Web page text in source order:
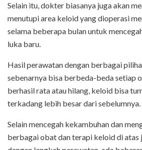
Selain itu, dokter biasanya juga akan
menutupi area keloid yang dioperasi
selama beberapa bulan untuk
luka baru.
Hasil perawatan dengan berbagai
sebenarnya bisa berbeda-beda setiap
berhasil rata atau hilang, keloid bisa
terkadang lebih besar dari sebelumnya.
Selain mencegah kekambuhan dan
berbagai obat dan terapi keloid di atas